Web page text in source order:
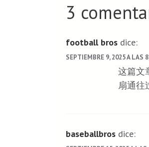
3
football bros dice:
SEPTIEMBRE 9, 2025 A LAS
这篇文
扇通往
baseballbros dice: